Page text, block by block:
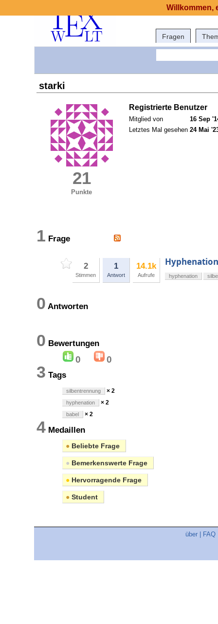
Fragen
starki
21
Punkte
Registrierte Benutzer
Mitglied von
16 Sep
Letztes Mal gesehen 24 Mai
1 Frage
2
Stimmen
1
Antwort
14.1k
Aufrufe hyphenation
0 Antworten
0 Bewertungen
0 0
3 Tags
silbentrennung × 2
hyphenation × 2
babel × 2
4 Medaillen
● Beliebte Frage
● Bemerkenswerte Frage
● Hervorragende Frage
● Student
über FAQ
Willkommen,